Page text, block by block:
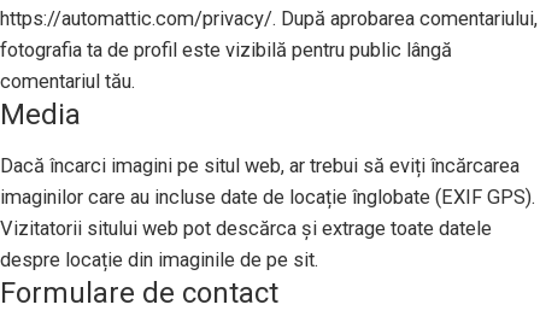
https://automattic.com/privacy/. După aprobarea comentariului,
fotografia ta de profil este vizibilă pentru public lângă
comentariul tău.
Media
Dacă încarci imagini pe situl web, ar trebui să eviți încărcarea
imaginilor care au incluse date de locație înglobate (EXIF GPS).
Vizitatorii sitului web pot descărca și extrage toate datele
despre locație din imaginile de pe sit.
Formulare de contact